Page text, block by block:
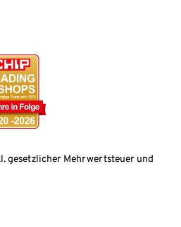
gesetzlicher Mehrwertsteuer und